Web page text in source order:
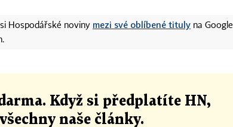
Hospodářské noviny mezi své oblíbené tituly na Google
Když si předplatíte HN,
naše články.